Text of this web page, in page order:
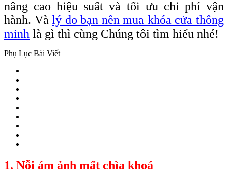
nâng cao hiệu suất và tối ưu chi phí vận
hành. Vàlý do bạn nên mua khóa cửa thông
minh là gì thì cùng Chúng tôi tìm hiểu nhé!
Phụ Lục Bài Viết
1. Nỗi ám ảnh mất chìa khoá